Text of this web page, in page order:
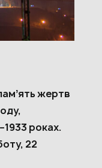
жертв
роках.
22